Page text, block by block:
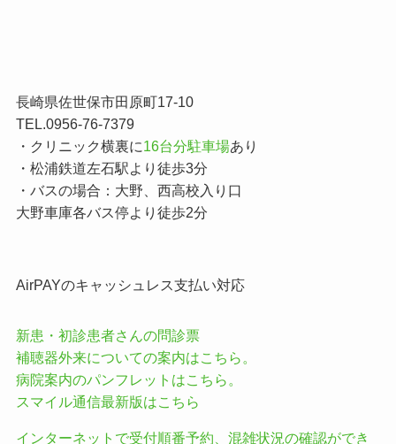
長崎県佐世保市田原町17-10
TEL.0956-76-7379
・クリニック横裏に16台分駐車場あり
・松浦鉄道左石駅より徒歩3分
・バスの場合：大野、西高校入り口
大野車庫各バス停より徒歩2分
AirPAYのキャッシュレス支払い対応
新患・初診患者さんの問診票
補聴器外来についての案内はこちら。
病院案内のパンフレットはこちら。
スマイル通信最新版はこちら
インターネットで受付順番予約、混雑状況の確認ができ